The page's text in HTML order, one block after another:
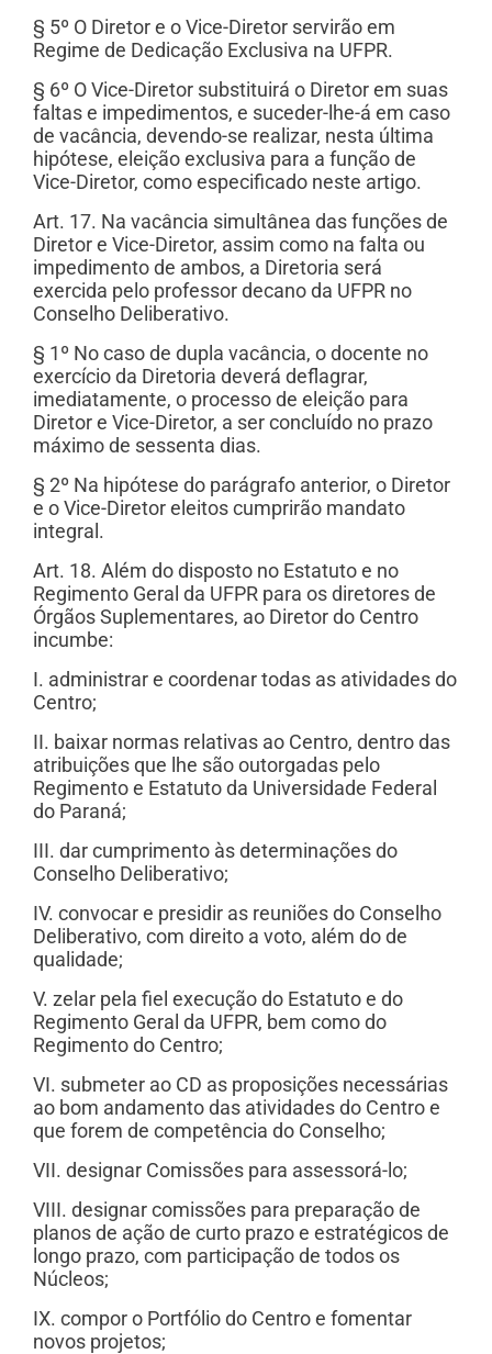
§ 5º O Diretor e o Vice-Diretor servirão em
Regime de Dedicação Exclusiva na UFPR.
§ 6º O Vice-Diretor substituirá o Diretor em suas
faltas e impedimentos, e suceder-lhe-á em caso
de vacância, devendo-se realizar, nesta última
hipótese, eleição exclusiva para a função de
Vice-Diretor, como especificado neste artigo.
Art. 17. Na vacância simultânea das funções de
Diretor e Vice-Diretor, assim como na falta ou
impedimento de ambos, a Diretoria será
exercida pelo professor decano da UFPR no
Conselho Deliberativo.
§ 1º No caso de dupla vacância, o docente no
exercício da Diretoria deverá deflagrar,
imediatamente, o processo de eleição para
Diretor e Vice-Diretor, a ser concluído no prazo
máximo de sessenta dias.
§ 2º Na hipótese do parágrafo anterior, o Diretor
e o Vice-Diretor eleitos cumprirão mandato
integral.
Art. 18. Além do disposto no Estatuto e no
Regimento Geral da UFPR para os diretores de
Órgãos Suplementares, ao Diretor do Centro
incumbe:
I. administrar e coordenar todas as atividades do
Centro;
II. baixar normas relativas ao Centro, dentro das
atribuições que lhe são outorgadas pelo
Regimento e Estatuto da Universidade Federal
do Paraná;
III. dar cumprimento às determinações do
Conselho Deliberativo;
IV. convocar e presidir as reuniões do Conselho
Deliberativo, com direito a voto, além do de
qualidade;
V. zelar pela fiel execução do Estatuto e do
Regimento Geral da UFPR, bem como do
Regimento do Centro;
VI. submeter ao CD as proposições necessárias
ao bom andamento das atividades do Centro e
que forem de competência do Conselho;
VII. designar Comissões para assessorá-lo;
VIII. designar comissões para preparação de
planos de ação de curto prazo e estratégicos de
longo prazo, com participação de todos os
Núcleos;
IX. compor o Portfólio do Centro e fomentar
novos projetos;